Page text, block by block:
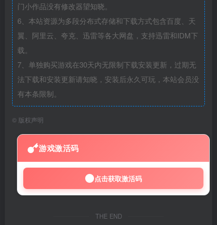
门小作品没有修改器望知晓。
6、本站资源为多段分布式存储和下载方式包含百度、天
翼、阿里云、夸克、迅雷等各大网盘，支持迅雷和IDM下
载。
7、单独购买游戏在30天内无限制下载安装更新，过期无
法下载和安装更新请知晓，安装后永久可玩，本站会员没
有本条限制。
© 版权声明
游戏激活码
点击获取激活码
THE END